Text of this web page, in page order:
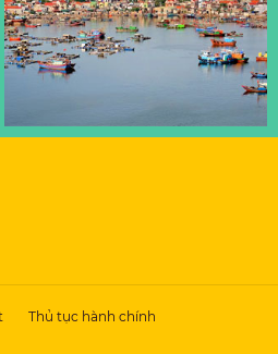
Thủ tục hành chính